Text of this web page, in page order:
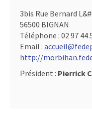
3bis Rue Bernard
56500 BIGNAN
Téléphone : 02 97 44
Email :
http://
Président : Pierrick